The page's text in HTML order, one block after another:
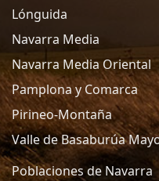
Lónguida
Navarra Media
Navarra Media Oriental
Pamplona y Comarca
Pirineo-Montaña
Valle de Basaburúa
Poblaciones de Navarra